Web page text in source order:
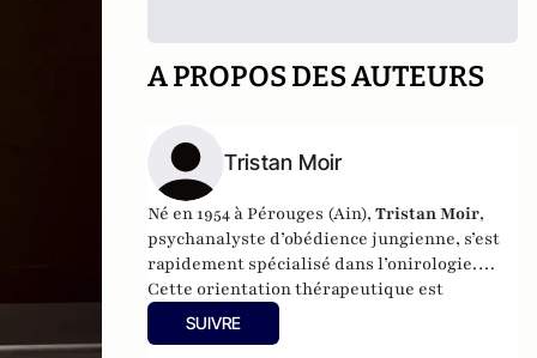
A PROPOS DES AUTEURS
Tristan Moir
Né en 1954 à Pérouges (Ain),Tristan Moir,
psychanalyste d’obédience jungienne, s’est
rapidement spécialisé dans l’onirologie.
Cette orientation thérapeutique est
l’aboutissement d’une longue étude du rêve,
de la symbolique universelle, de la
SUIVRE